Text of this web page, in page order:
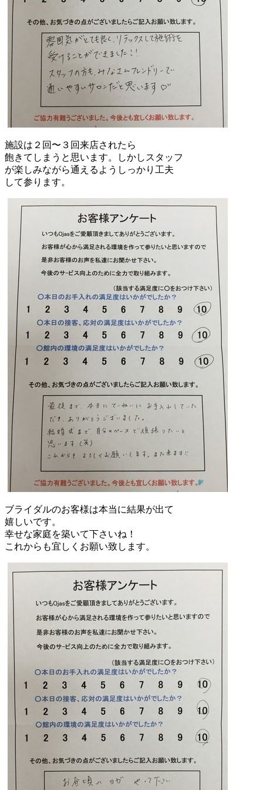
施設は２回〜３回来店されたら
飽きてしまうと思います。しかしスタッフ
が楽しみながら通えるようしっかり工夫
して参ります。
ブライダルのお客様は本当に結果が出て
嬉しいです。
幸せな家庭を築いて下さいね！
これからも宜しくお願い致します。